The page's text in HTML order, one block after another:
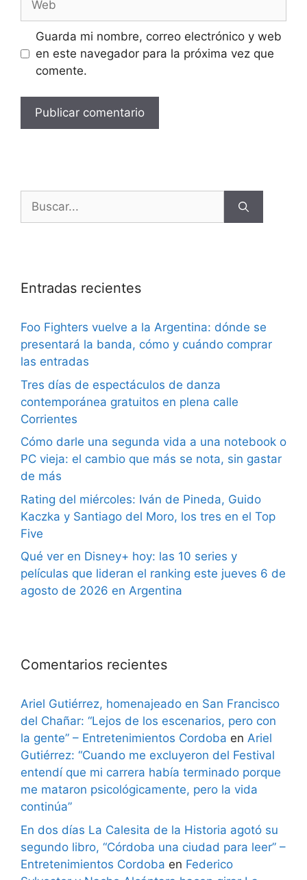
Guarda mi nombre, correo electrónico y web
en este navegador para la próxima vez que
comente.
Entradas recientes
Foo Fighters vuelve a la Argentina: dónde se
presentará la banda, cómo y cuándo comprar
las entradas
Tres días de espectáculos de danza
contemporánea gratuitos en plena calle
Corrientes
Cómo darle una segunda vida a una notebook o
PC vieja: el cambio que más se nota, sin gastar
de más
Rating del miércoles: Iván de Pineda, Guido
Kaczka y Santiago del Moro, los tres en el Top
Five
Qué ver en Disney+ hoy: las 10 series y
películas que lideran el ranking este jueves 6 de
agosto de 2026 en Argentina
Comentarios recientes
Ariel Gutiérrez, homenajeado en San Francisco
del Chañar: “Lejos de los escenarios, pero con
la gente” – Entretenimientos Cordoba en Ariel
Gutiérrez: “Cuando me excluyeron del Festival
entendí que mi carrera había terminado porque
me mataron psicológicamente, pero la vida
continúa”
En dos días La Calesita de la Historia agotó su
segundo libro, “Córdoba una ciudad para leer” –
Entretenimientos Cordoba en Federico